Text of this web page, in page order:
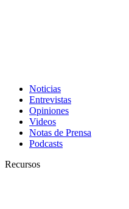
Noticias
Entrevistas
Opiniones
Videos
Notas de Prensa
Podcasts
Recursos